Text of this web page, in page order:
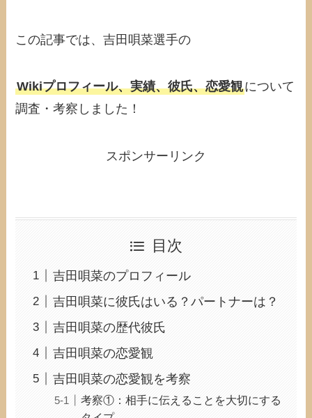
この記事では、吉田唄菜選手の
Wikiプロフィール、実績、彼氏、恋愛観について
調査・考察しました！
スポンサーリンク
目次
吉田唄菜のプロフィール
吉田唄菜に彼氏はいる？パートナーは？
吉田唄菜の歴代彼氏
吉田唄菜の恋愛観
吉田唄菜の恋愛観を考察
考察①：相手に伝えることを大切にする